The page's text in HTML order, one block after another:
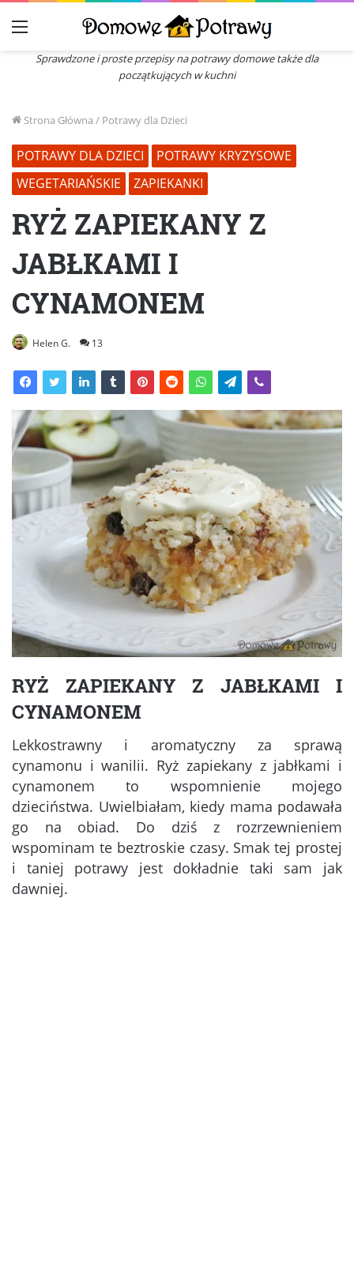
Menu
Sprawdzone i proste przepisy na potrawy domowe także dla
początkujących w kuchni
Strona Główna / Potrawy dla Dzieci
POTRAWY DLA DZIECI
POTRAWY KRYZYSOWE
WEGETARIAŃSKIE
ZAPIEKANKI
RYŻ ZAPIEKANY Z
JABŁKAMI I
CYNAMONEM
Helen G. 13
RYŻ ZAPIEKANY Z JABŁKAMI I
CYNAMONEM
Lekkostrawny i aromatyczny za sprawą
cynamonu i wanilii. Ryż zapiekany z jabłkami i
cynamonem to wspomnienie mojego
dzieciństwa. Uwielbiałam, kiedy mama podawała
go na obiad. Do dziś z rozrzewnieniem
wspominam te beztroskie czasy. Smak tej prostej
i taniej potrawy jest dokładnie taki sam jak
dawniej.